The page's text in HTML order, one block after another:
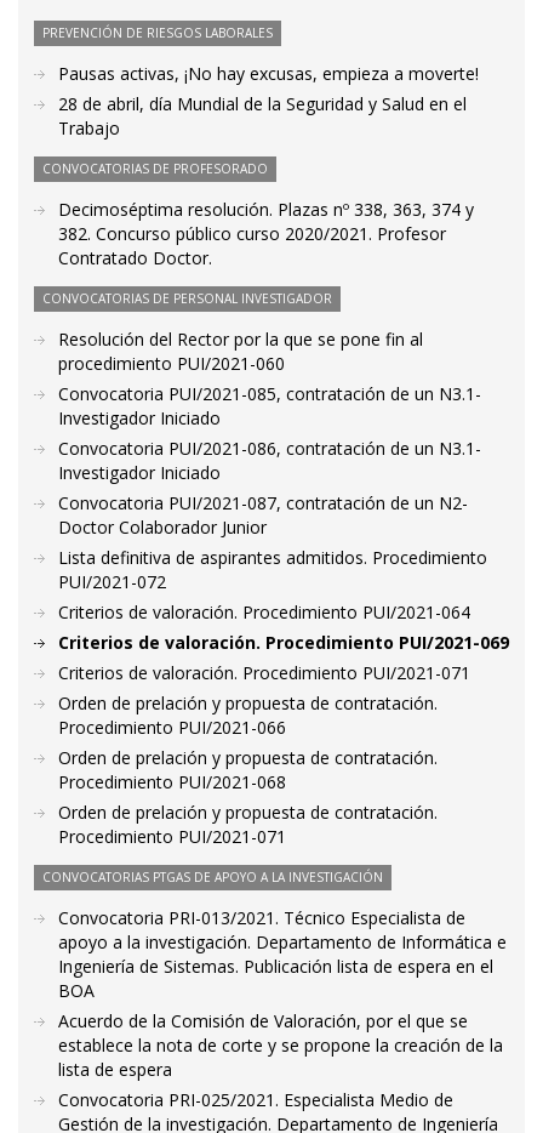
PREVENCIÓN DE RIESGOS LABORALES
Pausas activas, ¡No hay excusas, empieza a moverte!
28 de abril, día Mundial de la Seguridad y Salud en el
Trabajo
CONVOCATORIAS DE PROFESORADO
Decimoséptima resolución. Plazas nº 338, 363, 374 y
382. Concurso público curso 2020/2021. Profesor
Contratado Doctor.
CONVOCATORIAS DE PERSONAL INVESTIGADOR
Resolución del Rector por la que se pone fin al
procedimiento PUI/2021-060
Convocatoria PUI/2021-085, contratación de un N3.1-
Investigador Iniciado
Convocatoria PUI/2021-086, contratación de un N3.1-
Investigador Iniciado
Convocatoria PUI/2021-087, contratación de un N2-
Doctor Colaborador Junior
Lista definitiva de aspirantes admitidos. Procedimiento
PUI/2021-072
Criterios de valoración. Procedimiento PUI/2021-064
Criterios de valoración. Procedimiento PUI/2021-069
Criterios de valoración. Procedimiento PUI/2021-071
Orden de prelación y propuesta de contratación.
Procedimiento PUI/2021-066
Orden de prelación y propuesta de contratación.
Procedimiento PUI/2021-068
Orden de prelación y propuesta de contratación.
Procedimiento PUI/2021-071
CONVOCATORIAS PTGAS DE APOYO A LA INVESTIGACIÓN
Convocatoria PRI-013/2021. Técnico Especialista de
apoyo a la investigación. Departamento de Informática e
Ingeniería de Sistemas. Publicación lista de espera en el
BOA
Acuerdo de la Comisión de Valoración, por el que se
establece la nota de corte y se propone la creación de la
lista de espera
Convocatoria PRI-025/2021. Especialista Medio de
Gestión de la investigación. Departamento de Ingeniería